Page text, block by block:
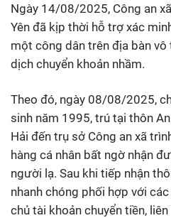
Ngày 14/08/2025, Công an
Yên đã kịp thời hỗ trợ xác
một công dân trên địa bàn
dịch chuyển khoản nhầm.
Theo đó, ngày 08/08/2025,
sinh năm 1995, trú tại thôn
Hải đến trụ sở Công an xã
hàng cá nhân bất ngờ nhận
người lạ. Sau khi tiếp nhận
nhanh chóng phối hợp với
chủ tài khoản chuyển tiền,